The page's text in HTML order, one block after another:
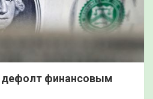
дефолт финансовым